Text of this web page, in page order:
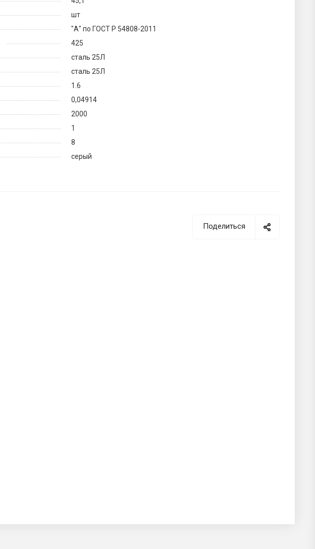
шт
"А" по ГОСТ Р 54808-2011
425
сталь 25Л
сталь 25Л
1.6
0,04914
2000
1
8
серый
Поделиться